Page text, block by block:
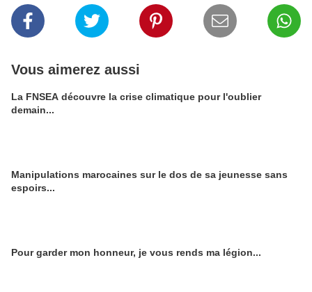
Vous aimerez aussi
La FNSEA découvre la crise climatique pour l'oublier
demain...
Manipulations marocaines sur le dos de sa jeunesse sans
espoirs...
Pour garder mon honneur, je vous rends ma légion...